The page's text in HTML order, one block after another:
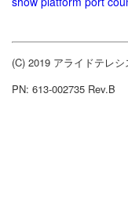
(C) 2019 アライドテレ
PN: 613-002735 Rev.B